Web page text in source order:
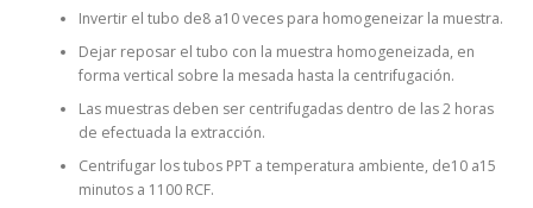
Invertir el tubo de8 a10 veces para homogeneizar la muestra.
Dejar reposar el tubo con la muestra homogeneizada, en
forma vertical sobre la mesada hasta la centrifugación.
Las muestras deben ser centrifugadas dentro de las 2 horas
de efectuada la extracción.
Centrifugar los tubos PPT a temperatura ambiente, de10 a15
minutos a 1100 RCF.